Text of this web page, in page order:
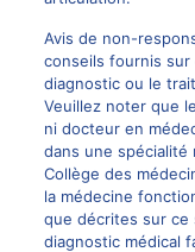
Avis de non-
conseils fournis sur
diagnostic ou le
Veuillez noter que
ni docteur en
dans une spécialité
Collège des
la médecine
que décrites sur
diagnostic médical